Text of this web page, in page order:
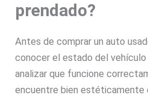
prendado?
Antes de comprar un auto
conocer el estado del vehículo
analizar que funcione
encuentre bien estéticamente